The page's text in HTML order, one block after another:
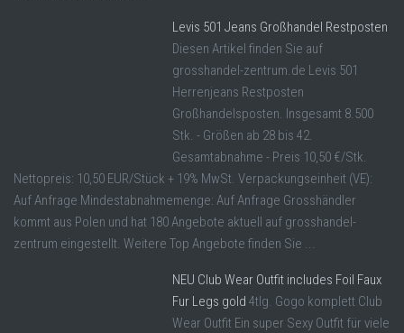
Levis 501 Jeans Großhandel Restposten
Diesen Artikel finden Sie auf
grosshandel-zentrum.de Levis 501
Herrenjeans Restposten
Großhandelsposten. Insgesamt 8.500
Stk. - Größen ab 28 bis 42.
Gesamtabnahme - Preis 10,50 €/Stk.
Nettopreis: 10,50 EUR/Stück + 19% MwSt. Verpackungseinheit (VE):
Auf Anfrage Mindestabnahmemenge: Auf Anfrage Grosshändler
kommt aus Polen und hat 180 Angebote aktuell auf grosshandel-
zentrum eingestellt. Weitere Top Angebote finden Sie ...
NEU Club Wear Outfit includes Foil Faux
Fur Legs gold 4tlg. Gogo komplett Club
Wear Outfit Ein super Sexy Outfit für viele